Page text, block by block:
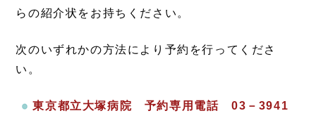
らの紹介状をお持ちください。
次のいずれかの方法により予約を行ってくださ
い。
東京都立大塚病院 予約専用電話 03－3941